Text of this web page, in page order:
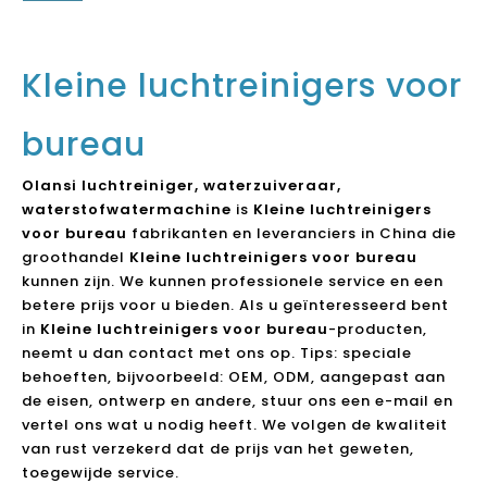
Kleine luchtreinigers voor
bureau
Olansi luchtreiniger, waterzuiveraar,
waterstofwatermachine is Kleine luchtreinigers
voor bureau fabrikanten en leveranciers in China die
groothandel Kleine luchtreinigers voor bureau
kunnen zijn. We kunnen professionele service en een
betere prijs voor u bieden. Als u geïnteresseerd bent
in Kleine luchtreinigers voor bureau-producten,
neemt u dan contact met ons op. Tips: speciale
behoeften, bijvoorbeeld: OEM, ODM, aangepast aan
de eisen, ontwerp en andere, stuur ons een e-mail en
vertel ons wat u nodig heeft. We volgen de kwaliteit
van rust verzekerd dat de prijs van het geweten,
toegewijde service.